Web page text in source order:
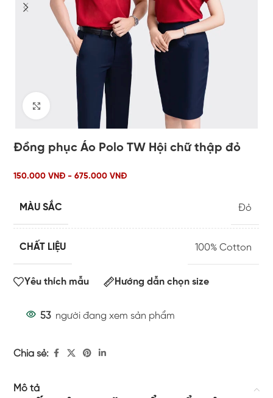
Click to enlarge
Đồng phục Áo Polo TW Hội chữ thập đỏ
150.000 VNĐ - 675.000 VNĐ
MÀU SẮC Đỏ
CHẤT LIỆU 100% Cotton
Yêu thích mẫu Hướng dẫn chọn size
53 người đang xem sản phẩm
Chia sẻ:
Mô tả